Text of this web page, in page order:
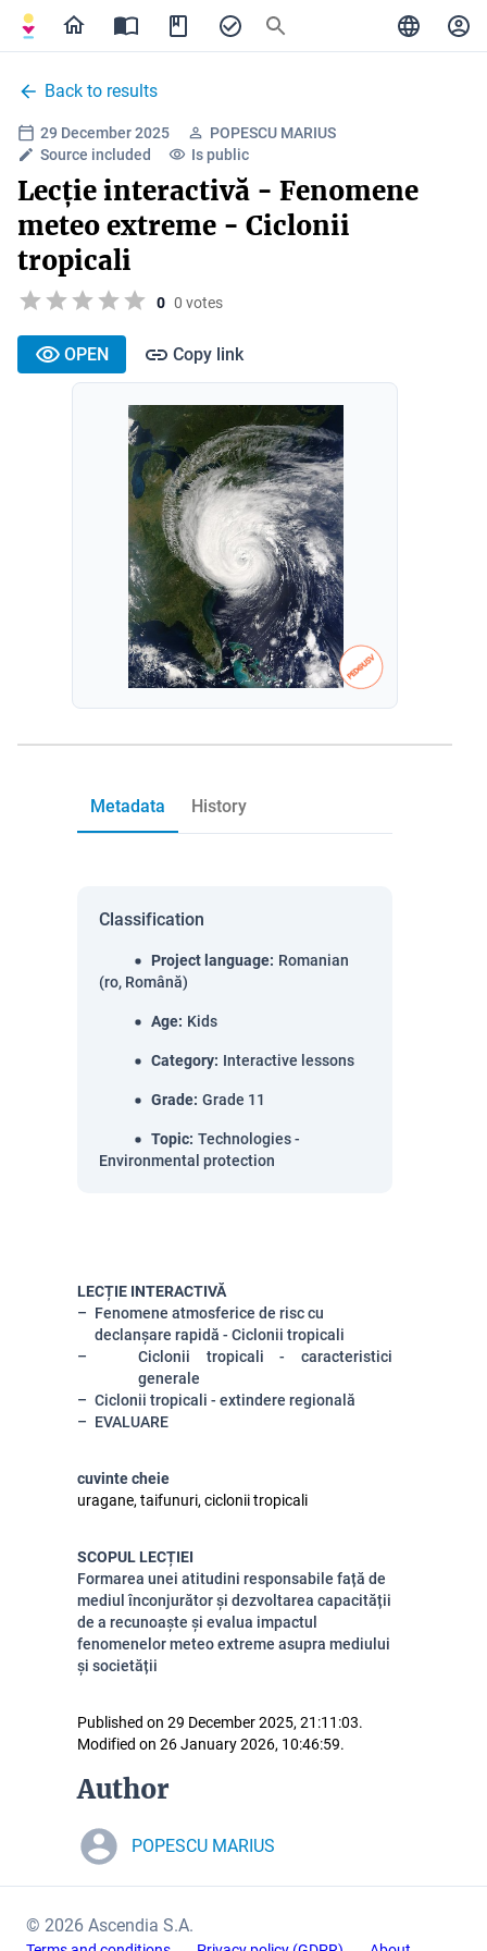
Back to results
29 December 2025
POPESCU MARIUS
Source included
Is public
Lecție interactivă - Fenomene
meteo extreme - Ciclonii
tropicali
0 0 votes
OPEN Copy link
Metadata History
Classification
Project language: Romanian
(ro, Română)
Age: Kids
Category: Interactive lessons
Grade: Grade 11
Topic: Technologies -
Environmental protection
LECȚIE INTERACTIVĂ
Fenomene atmosferice de risc cu
declanșare rapidă - Ciclonii tropicali
Ciclonii tropicali - caracteristici
generale
Ciclonii tropicali - extindere regională
EVALUARE
cuvinte cheie
uragane, taifunuri, ciclonii tropicali
SCOPUL LECȚIEI
Formarea unei atitudini responsabile față de
mediul înconjurător și dezvoltarea capacității
de a recunoaște și evalua impactul
fenomenelor meteo extreme asupra mediului
și societății
Published on 29 December 2025, 21:11:03.
Modified on 26 January 2026, 10:46:59.
Author
POPESCU MARIUS
© 2026 Ascendia S.A.